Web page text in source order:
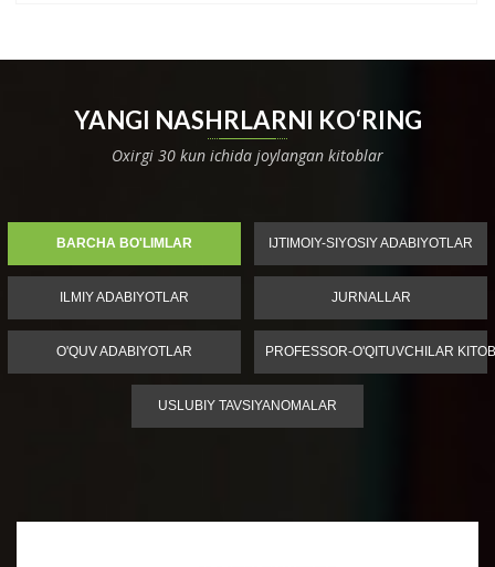
YANGI NASHRLARNI KO‘RING
Oxirgi 30 kun ichida joylangan kitoblar
BARCHA BO'LIMLAR IJTIMOIY-SIYOSIY ADABIYOTLAR
ILMIY ADABIYOTLAR JURNALLAR
O'QUV ADABIYOTLAR PROFESSOR-O'QITUVCHILAR
USLUBIY TAVSIYANOMALAR